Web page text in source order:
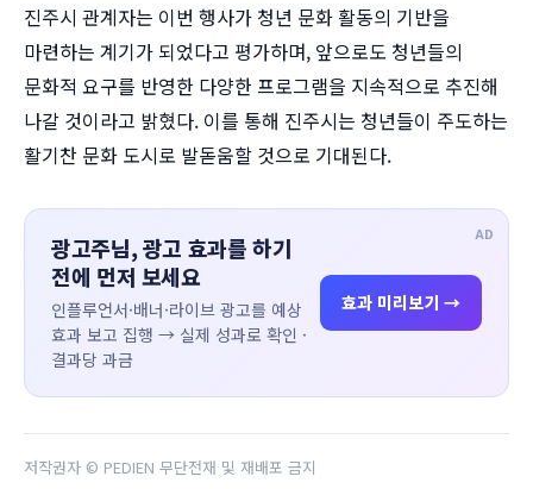
진주시 관계자는 이번 행사가 청년 문화 활동의 기반을
마련하는 계기가 되었다고 평가하며, 앞으로도 청년들의
문화적 요구를 반영한 다양한 프로그램을 지속적으로 추진해
나갈 것이라고 밝혔다. 이를 통해 진주시는 청년들이 주도하는
활기찬 문화 도시로 발돋움할 것으로 기대된다.
AD
광고주님, 광고 효과를 하기
전에 먼저 보세요
인플루언서·배너·라이브 광고를 예상
효과 보고 집행 → 실제 성과로 확인 ·
결과당 과금
효과 미리보기 →
저작권자 © PEDIEN 무단전재 및 재배포 금지